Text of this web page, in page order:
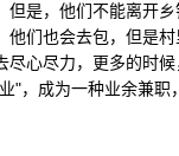
但是，他们不能离开
他们也会去包，但是
尽心尽力，更多的时
"，成为一种业余兼职